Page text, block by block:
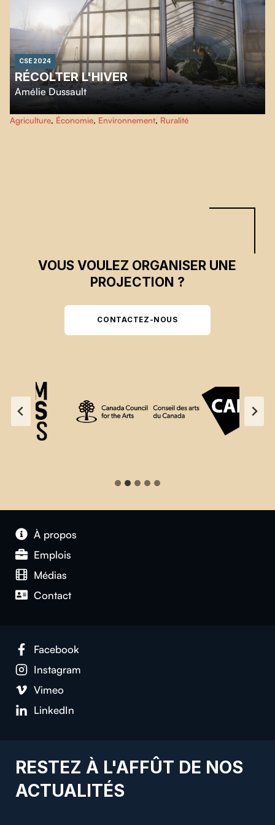
CSE 2024
RÉCOLTER L'HIVER
Amélie Dussault
Faire pousser des légumes sans chauffage alors qu'il neige à plein ciel? C'est
le pari de maraîchers et de maraîchères qui se sont lancé.e.s avec conviction
Agriculture, Économie, Environnement, Ruralité
VOUS VOULEZ ORGANISER UNE
PROJECTION ?
CONTACTEZ-NOUS
À propos
Emplois
Médias
Contact
Facebook
Instagram
Vimeo
LinkedIn
RESTEZ À L'AFFÛT DE NOS
ACTUALITÉS